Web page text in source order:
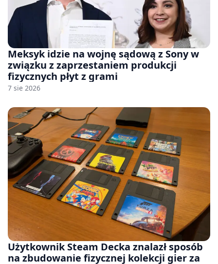
Meksyk idzie na wojnę sądową z Sony w
związku z zaprzestaniem produkcji
fizycznych płyt z grami
7 sie 2026
Użytkownik Steam Decka znalazł sposób
na zbudowanie fizycznej kolekcji gier za